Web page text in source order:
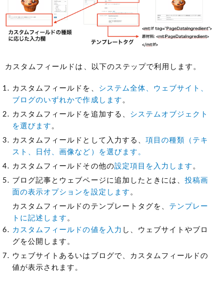
カスタムフィールドは、以下のステップで利用します。
カスタムフィールドを、 システム全体、ウェブサイト、
ブログのいずれかで作成します 。
カスタムフィールドを追加する、 システムオブジェクト
を選びます 。
カスタムフィールドとして入力する、 項目の種類（テキ
スト、日付、画像など）を選びます。
カスタムフィールドその他の設定項目を入力します 。
ブログ記事とウェブページに追加したときには、投稿画
面の表示オプションを設定します 。
カスタムフィールドのテンプレートタグを、 テンプレー
トに記述します 。
カスタムフィールドの値を入力 し、ウェブサイトやブロ
グを公開します。
ウェブサイトあるいはブログで、カスタムフィールドの
値が表示されます。